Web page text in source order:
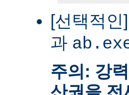
[선택적
과
주의: 강